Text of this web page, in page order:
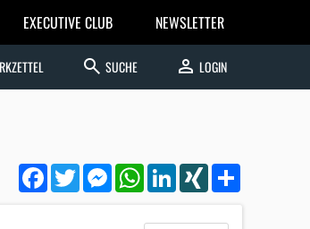
EXECUTIVE CLUB NEWSLETTER
search SUCHE person LOGIN
FacebookTwitterMessengerWhatsApp
LinkedInXING